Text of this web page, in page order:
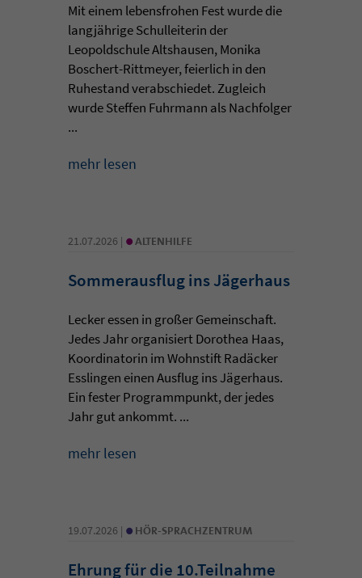
Mit einem lebensfrohen Fest wurde die
langjährige Schulleiterin der
Leopoldschule Altshausen, Monika
Boschert-Rittmeyer, feierlich in den
Ruhestand verabschiedet. Zugleich
wurde Steffen Fuhrmann als Nachfolger
...
mehr lesen
21.07.2026 | • ALTENHILFE
Sommerausflug ins Jägerhaus
Lecker essen in großer Gemeinschaft.
Jedes Jahr organisiert Dorothea Haas,
Koordinatorin im Wohnstift Radäcker
Esslingen einen Ausflug ins Jägerhaus.
Ein fester Programmpunkt, der jedes
Jahr gut ankommt. ...
mehr lesen
19.07.2026 | • HÖR-SPRACHZENTRUM
Ehrung für die 10.Teilnahme